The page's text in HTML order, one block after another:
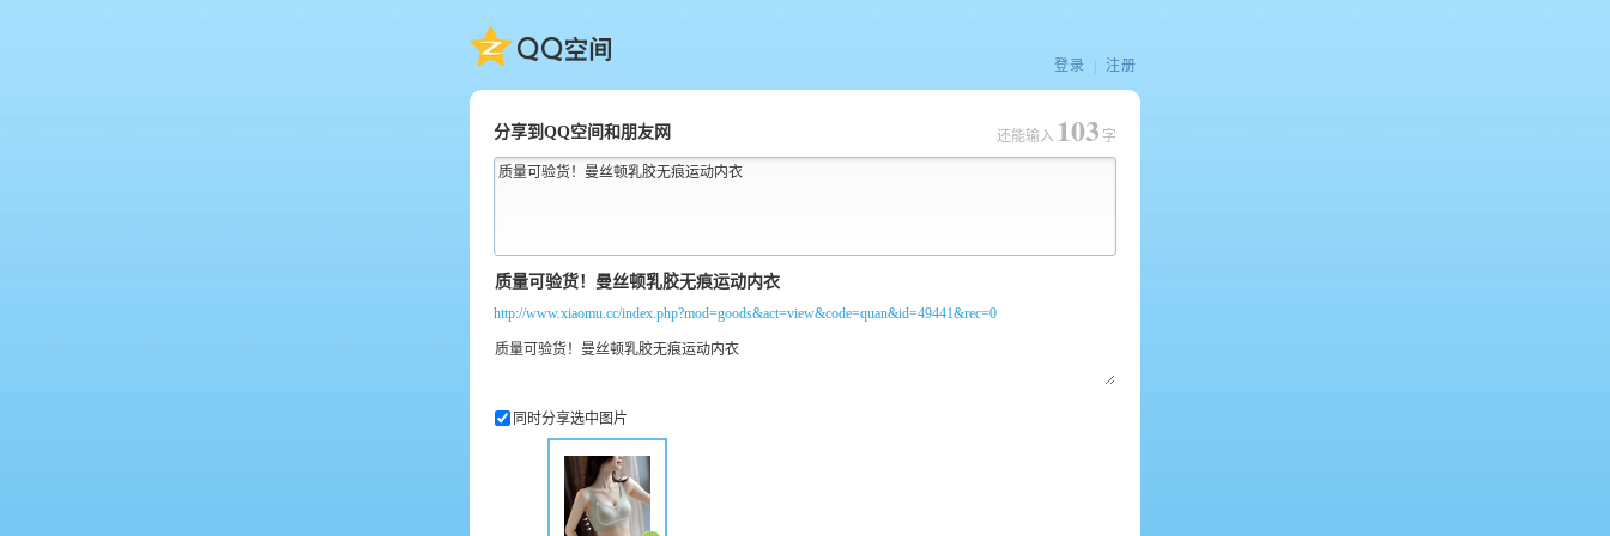
QQ空间
登录 注册
分享到QQ空间和朋友网
质量可验货！曼丝顿乳胶无痕运动内衣
还能输入 103 字
http://www.xiaomu.cc/index.php?mod=goods&act=view&code=quan&id=49441&rec=0
同时分享选中图片